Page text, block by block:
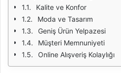
Kalite ve Konfor
Moda ve Tasarım
Geniş Ürün Yelpazesi
Müşteri Memnuniyeti
Online Alışveriş Kolaylığı